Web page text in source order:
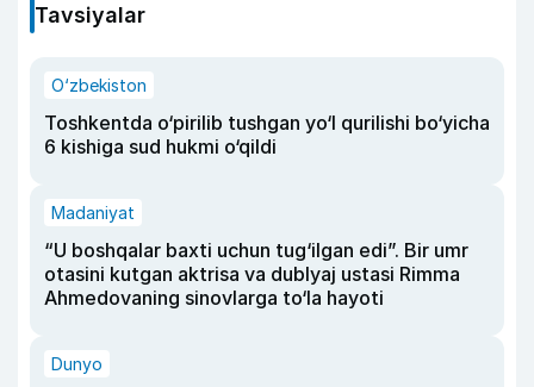
Tavsiyalar
O‘zbekiston
Toshkentda o‘pirilib tushgan yo‘l qurilishi bo‘yicha
6 kishiga sud hukmi o‘qildi
Madaniyat
“U boshqalar baxti uchun tug‘ilgan edi”. Bir umr
otasini kutgan aktrisa va dublyaj ustasi Rimma
Ahmedovaning sinovlarga to‘la hayoti
Dunyo